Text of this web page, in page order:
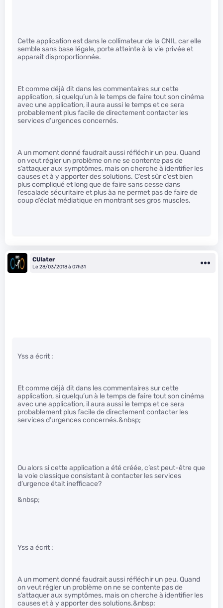
Cette application est dans le collimateur de la CNIL car elle
semble sans base légale, porte atteinte à la vie privée et
apparait disproportionnée.
Et comme déjà dit dans les commentaires sur cette
application, si quelqu’un à le temps de faire tout son cinéma
avec une application, il aura aussi le temps et ce sera
probablement plus facile de directement contacter les
services d’urgences concernés.
A un moment donné faudrait aussi réfléchir un peu. Quand
on veut régler un problème on ne se contente pas de
s’attaquer aux symptômes, mais on cherche à identifier les
causes et à y apporter des solutions. C’est sûr c’est bien
plus compliqué et long que de faire sans cesse dans
l’escalade sécuritaire et plus àa ne permet pas de faire de
coup d’éclat médiatique en montrant ses gros muscles.
CUlater
Le 28/03/2018 à 07h31
Yss a écrit :
Et comme déjà dit dans les commentaires sur cette
application, si quelqu’un à le temps de faire tout son cinéma
avec une application, il aura aussi le temps et ce sera
probablement plus facile de directement contacter les
services d’urgences concernés.&nbsp;
Ou alors si cette application a été créée, c’est peut-être que
la voie classique consistant à contacter les services
d’urgence était inefficace?
&nbsp;
Yss a écrit :
A un moment donné faudrait aussi réfléchir un peu. Quand
on veut régler un problème on ne se contente pas de
s’attaquer aux symptômes, mais on cherche à identifier les
causes et à y apporter des solutions.&nbsp;